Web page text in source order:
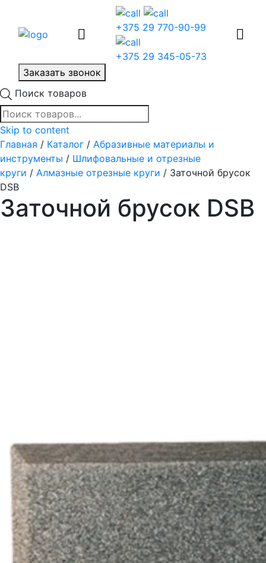
+375 29 770-90-99
+375 29 345-05-73
Заказать звонок
Поиск товаров
Skip to content
Главная / Каталог / Абразивные материалы и
инструменты / Шлифовальные и отрезные
круги / Алмазные отрезные круги / Заточной брусок
DSB
Заточной брусок DSB